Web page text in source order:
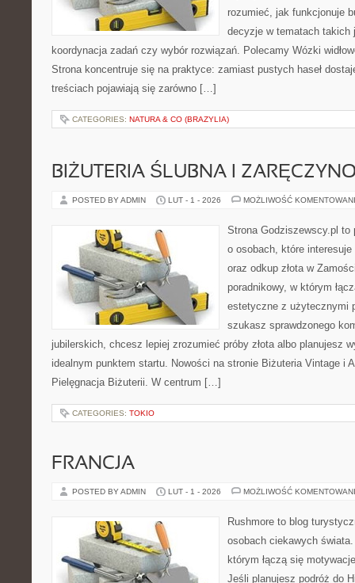
rozumieć, jak funkcjonuje
decyzje w tematach takich
koordynacja zadań czy wybór rozwiązań. Polecamy Wózki
Strona koncentruje się na praktyce: zamiast pustych haseł
treściach pojawiają się zarówno […]
CATEGORIES: NATURA & CO (BRAZYLIA)
BIŻUTERIA ŚLUBNA I
POSTED BY ADMIN LUT - 1 - 2026 MOŻLIWOŚĆ
Strona Godziszewscy.pl to
o osobach, które
oraz odkup złota w
poradnikowy, w którym
estetyczne z użytecznymi
szukasz sprawdzonego
jubilerskich, chcesz lepiej zrozumieć próby złota albo planujesz
idealnym punktem startu. Nowości na stronie Biżuteria Vintage i
Pielęgnacja Biżuterii. W centrum […]
CATEGORIES: TOKIO
FRANCJA
POSTED BY ADMIN LUT - 1 - 2026 MOŻLIWOŚĆ
Rushmore to blog
osobach ciekawych
którym łączą się
Jeśli planujesz podróż do